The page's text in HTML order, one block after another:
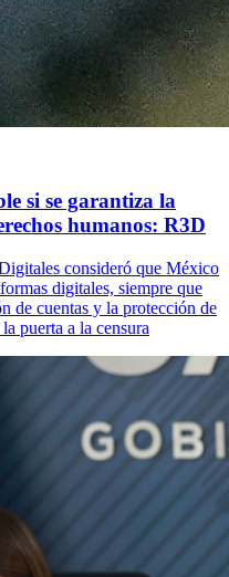
si se garantiza la
humanos: R3D
consideró que México
digitales, siempre que
de cuentas y la protección de
puerta a la censura